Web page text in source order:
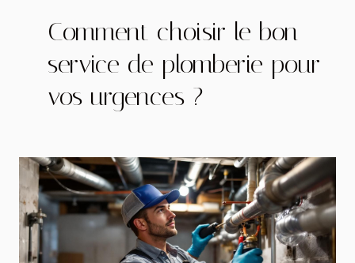
Comment choisir le bon
service de plomberie pour
vos urgences ?